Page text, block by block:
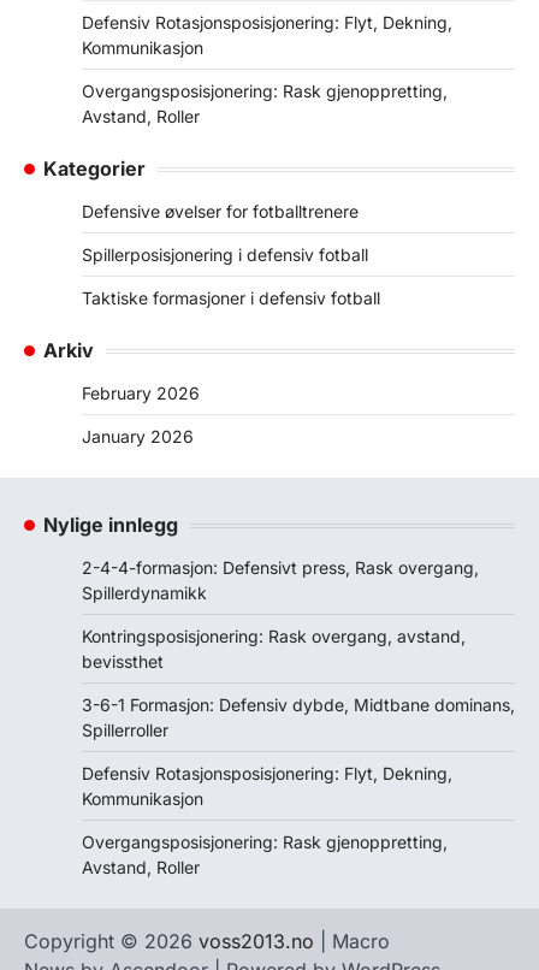
Defensiv Rotasjonsposisjonering: Flyt, Dekning,
Kommunikasjon
Overgangsposisjonering: Rask gjenoppretting,
Avstand, Roller
Kategorier
Defensive øvelser for fotballtrenere
Spillerposisjonering i defensiv fotball
Taktiske formasjoner i defensiv fotball
Arkiv
February 2026
January 2026
Nylige innlegg
2-4-4-formasjon: Defensivt press, Rask overgang,
Spillerdynamikk
Kontringsposisjonering: Rask overgang, avstand,
bevissthet
3-6-1 Formasjon: Defensiv dybde, Midtbane dominans,
Spillerroller
Defensiv Rotasjonsposisjonering: Flyt, Dekning,
Kommunikasjon
Overgangsposisjonering: Rask gjenoppretting,
Avstand, Roller
Copyright © 2026 voss2013.no | Macro